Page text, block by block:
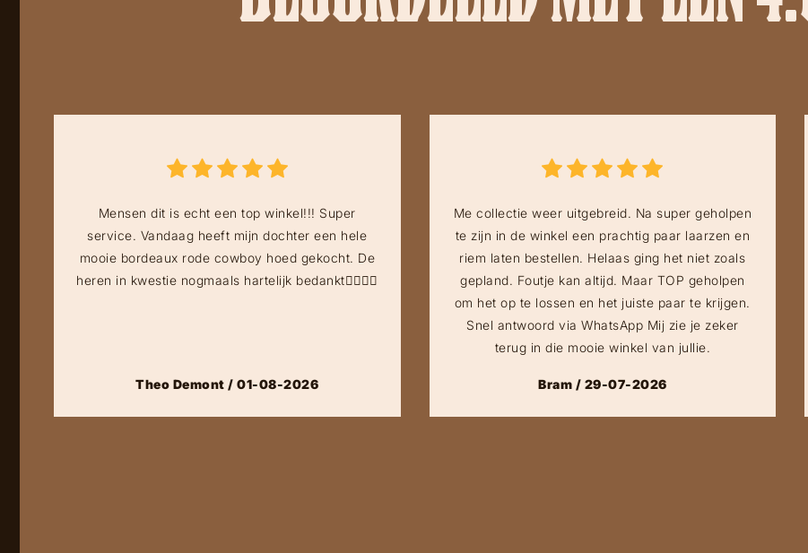
Mensen dit is echt een top winkel!!! Super
service. Vandaag heeft mijn dochter een hele
mooie bordeaux rode cowboy hoed gekocht. De
heren in kwestie nogmaals hartelijk bedankt👍🏻👍🏻
Theo Demont / 01-08-2026
Me collectie weer uitgebreid. Na super geholpen
te zijn in de winkel een prachtig paar laarzen en
riem laten bestellen. Helaas ging het niet zoals
gepland. Foutje kan altijd. Maar TOP geholpen
om het op te lossen en het juiste paar te krijgen.
Snel antwoord via WhatsApp Mij zie je zeker
terug in die mooie winkel van jullie.
Bram / 29-07-2026